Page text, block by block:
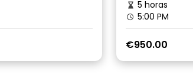
5 horas
5:00 PM
€950.00